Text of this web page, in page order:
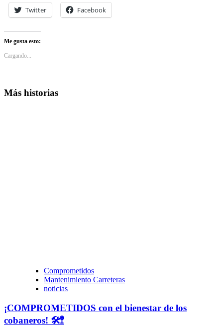
Twitter Facebook
Me gusta esto:
Cargando...
Más historias
Comprometidos
Mantenimiento Carreteras
noticias
¡COMPROMETIDOS con el bienestar de los
cobaneros! 🛠️🚏